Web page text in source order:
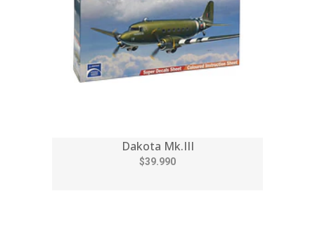
Dakota Mk.III
$39.990